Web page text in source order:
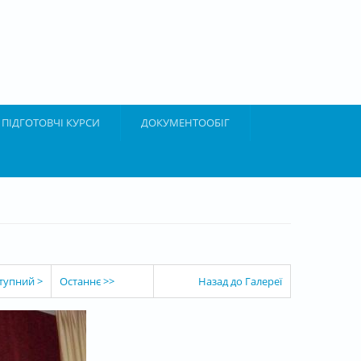
ПІДГОТОВЧІ КУРСИ ДОКУМЕНТООБІГ
> Останнє >> Назад до Галереї